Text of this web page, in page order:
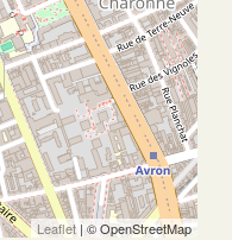
Leaflet | ©OpenStreetMap